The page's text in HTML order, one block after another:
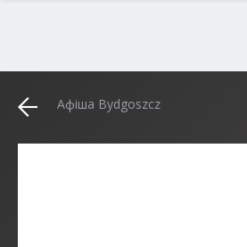
Афіша Bydgoszcz